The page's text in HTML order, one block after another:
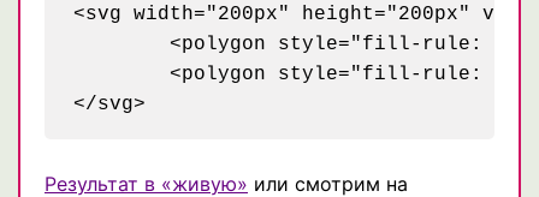
<svg width="200px" height="200px"
Результат в «живую» или смотрим на